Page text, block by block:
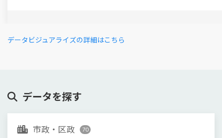
データビジュアライズの詳細はこちら
データを探す
市政・区政 70